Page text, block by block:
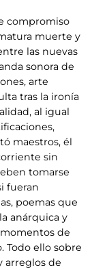
compromiso
muerte y
las nuevas
sonora de
arte
tras la ironía
al igual
maestros, él
sin
tomarse
fueran
poemas que
anárquica y
de
Todo ello sobre
arreglos de